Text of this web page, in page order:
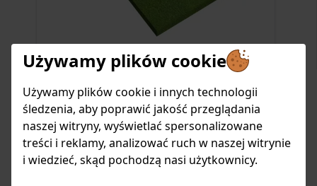
Używamy plików cookie
Używamy plików cookie i innych technologii
śledzenia, aby poprawić jakość przeglądania
naszej witryny, wyświetlać spersonalizowane
treści i reklamy, analizować ruch w naszej witrynie
i wiedzieć, skąd pochodzą nasi użytkownicy.
projekt WIEŻA WIDOKOWA 5
135
INTER PLAY STUDIO
Zaprojektuj Plac Zabaw
Pobierz pliki projektu!